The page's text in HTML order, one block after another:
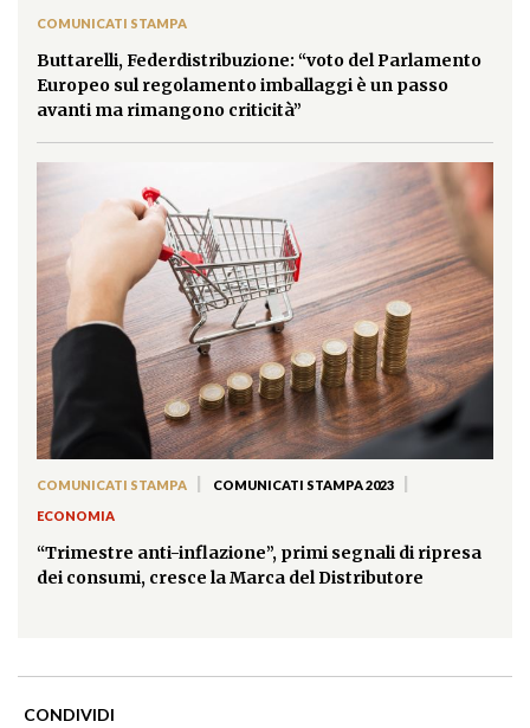
COMUNICATI STAMPA
Buttarelli, Federdistribuzione: “voto del Parlamento
Europeo sul regolamento imballaggi è un passo
avanti ma rimangono criticità”
COMUNICATI STAMPA COMUNICATI STAMPA 2023
ECONOMIA
“Trimestre anti-inflazione”, primi segnali di ripresa
dei consumi, cresce la Marca del Distributore
CONDIVIDI